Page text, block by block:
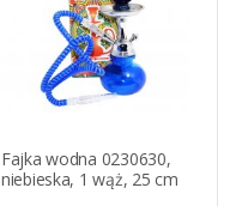
Fajka wodna 0230630,
niebieska, 1 wąż, 25 cm